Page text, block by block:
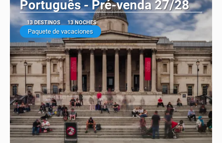
Português - Pré-venda 27/28
13 DESTINOS 13 NOCHES
Paquete de vacaciones